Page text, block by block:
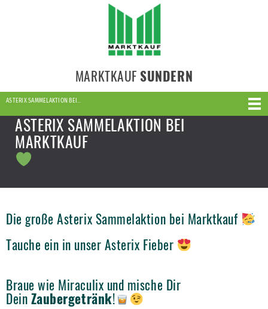
MARKTKAUF SUNDERN
ASTERIX SAMMELAKTION BEI…
ASTERIX SAMMELAKTION BEI
MARKTKAUF
Die große Asterix Sammelaktion bei Marktkauf
Tauche ein in unser Asterix Fieber
Braue wie Miraculix und mische Dir
DeinZaubergetränk!